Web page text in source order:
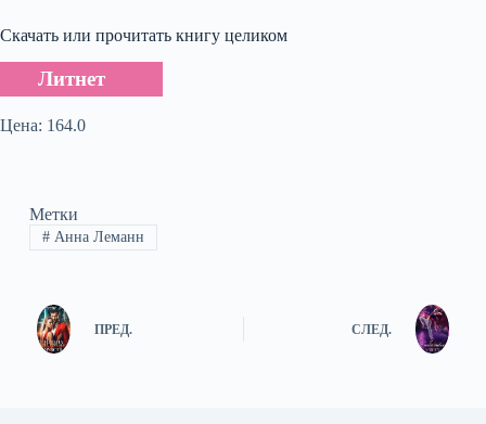
Скачать или прочитать книгу целиком
Литнет
Цена: 164.0
Метки
#Анна Леманн
ПРЕД. СЛЕД.